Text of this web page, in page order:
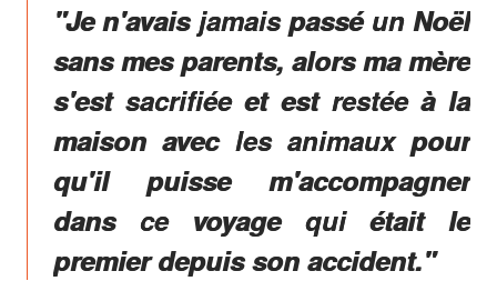
"Je n'avais jamais passé un Noël
sans mes parents, alors ma mère
s'est sacrifiée et est restée à la
maison avec les animaux pour
qu'il puisse m'accompagner
dans ce voyage qui était le
premier depuis son accident."